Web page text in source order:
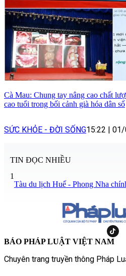
Cà Mau: Chung tay nâng cao chất
cao tuổi trong bối cảnh già hóa dân số
SỨC KHỎE - ĐỜI SỐNG15:22 |
TIN ĐỌC NHIỀU
1
Tàu du lịch Huế - Phong Nha
BÁO PHÁP LUẬT VIỆT NAM
Chuyên trang truyền thông Pháp